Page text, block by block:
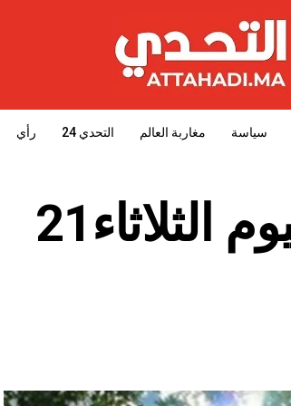
سياسة مغاربة العالم التحدي 24 رأي
توقعات حالة الطقس اليوم الثلاثاء21